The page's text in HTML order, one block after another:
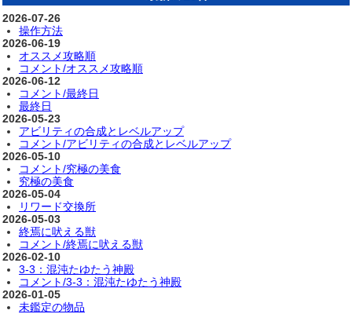
2026-07-26
操作方法
2026-06-19
オススメ攻略順
コメント/オススメ攻略順
2026-06-12
コメント/最終日
最終日
2026-05-23
アビリティの合成とレベルアップ
コメント/アビリティの合成とレベルアップ
2026-05-10
コメント/究極の美食
究極の美食
2026-05-04
リワード交換所
2026-05-03
終焉に吠える獣
コメント/終焉に吠える獣
2026-02-10
3-3：混沌たゆたう神殿
コメント/3-3：混沌たゆたう神殿
2026-01-05
未鑑定の物品